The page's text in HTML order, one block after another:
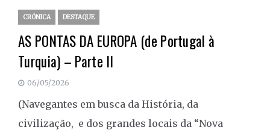
CRÓNICA DESTAQUE
AS PONTAS DA EUROPA (de Portugal à
Turquia) – Parte II
06/05/2026
(Navegantes em busca da História, da
civilização, e dos grandes locais da “Nova